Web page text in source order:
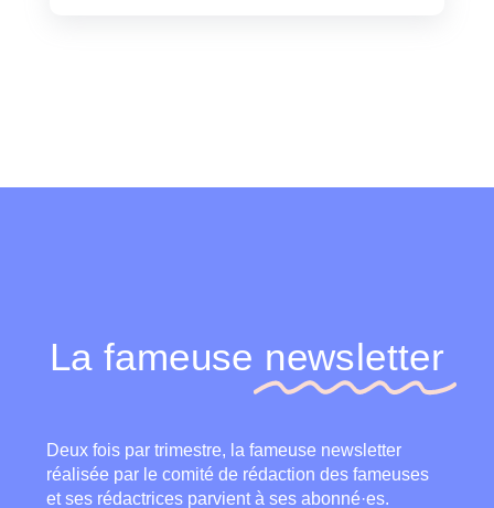
La fameuse newsletter
Deux fois par trimestre, la fameuse newsletter
réalisée par le comité de rédaction des fameuses
et ses rédactrices parvient à ses abonné·es.